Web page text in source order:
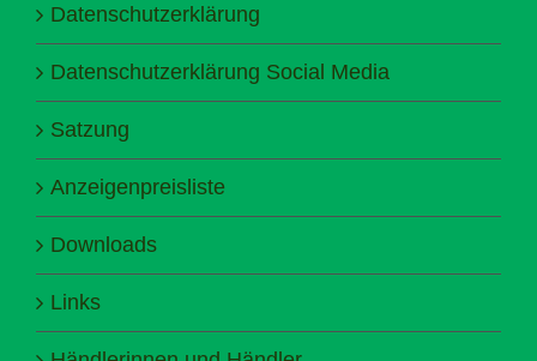
Datenschutzerklärung
Datenschutzerklärung Social Media
Satzung
Anzeigenpreisliste
Downloads
Links